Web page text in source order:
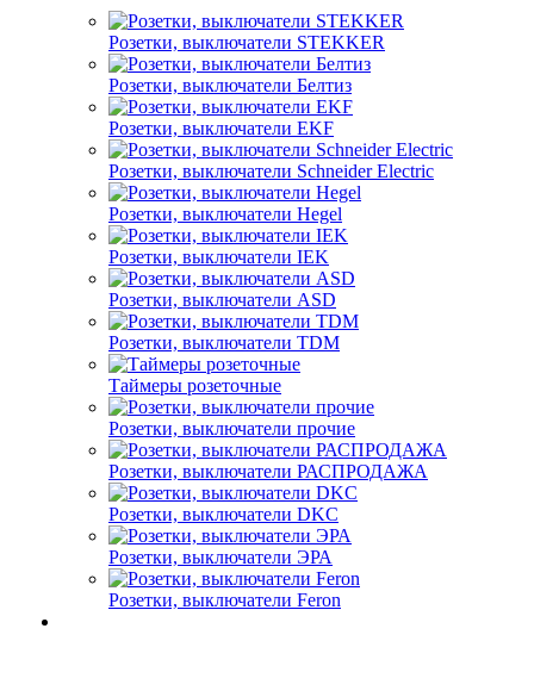
Розетки, выключатели STEKKER
Розетки, выключатели Белтиз
Розетки, выключатели EKF
Розетки, выключатели Schneider Electric
Розетки, выключатели Hegel
Розетки, выключатели IEK
Розетки, выключатели ASD
Розетки, выключатели TDM
Таймеры розеточные
Розетки, выключатели прочие
Розетки, выключатели РАСПРОДАЖА
Розетки, выключатели DKC
Розетки, выключатели ЭРА
Розетки, выключатели Feron